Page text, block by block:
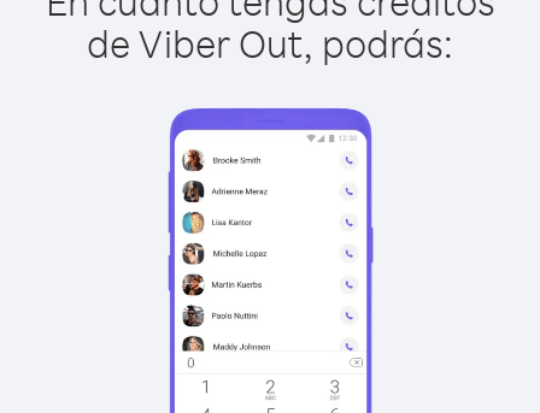
de Viber Out, podrás: